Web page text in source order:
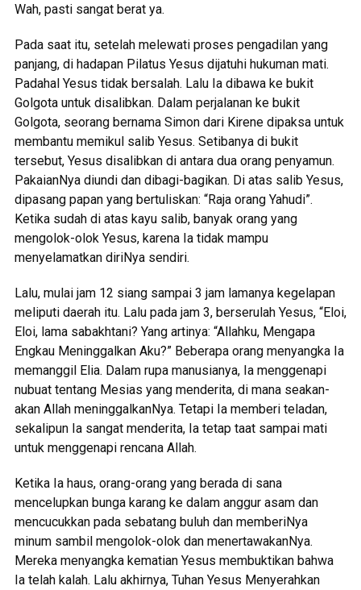
Wah, pasti sangat berat ya.
Pada saat itu, setelah melewati proses pengadilan yang
panjang, di hadapan Pilatus Yesus dijatuhi hukuman mati.
Padahal Yesus tidak bersalah. Lalu Ia dibawa ke bukit
Golgota untuk disalibkan. Dalam perjalanan ke bukit
Golgota, seorang bernama Simon dari Kirene dipaksa untuk
membantu memikul salib Yesus. Setibanya di bukit
tersebut, Yesus disalibkan di antara dua orang penyamun.
PakaianNya diundi dan dibagi-bagikan. Di atas salib Yesus,
dipasang papan yang bertuliskan: “Raja orang Yahudi”.
Ketika sudah di atas kayu salib, banyak orang yang
mengolok-olok Yesus, karena Ia tidak mampu
menyelamatkan diriNya sendiri.
Lalu, mulai jam 12 siang sampai 3 jam lamanya kegelapan
meliputi daerah itu. Lalu pada jam 3, berserulah Yesus, “Eloi,
Eloi, lama sabakhtani? Yang artinya: “Allahku, Mengapa
Engkau Meninggalkan Aku?” Beberapa orang menyangka Ia
memanggil Elia. Dalam rupa manusianya, Ia menggenapi
nubuat tentang Mesias yang menderita, di mana seakan-
akan Allah meninggalkanNya. Tetapi Ia memberi teladan,
sekalipun Ia sangat menderita, Ia tetap taat sampai mati
untuk menggenapi rencana Allah.
Ketika Ia haus, orang-orang yang berada di sana
mencelupkan bunga karang ke dalam anggur asam dan
mencucukkan pada sebatang buluh dan memberiNya
minum sambil mengolok-olok dan menertawakanNya.
Mereka menyangka kematian Yesus membuktikan bahwa
Ia telah kalah. Lalu akhirnya, Tuhan Yesus Menyerahkan